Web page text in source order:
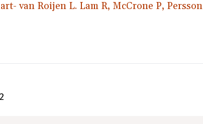
van Roijen L. Lam R, McCrone P, Persson